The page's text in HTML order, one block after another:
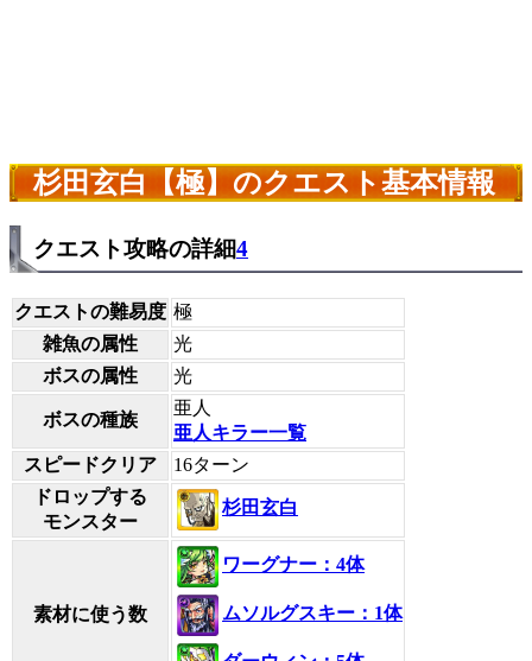
杉田玄白【極】のクエスト基本情報
クエスト攻略の詳細4
クエストの難易度 極
雑魚の属性
光
ボスの属性
光
ボスの種族
亜人
亜人キラー一覧
スピードクリア
16ターン
ドロップする
モンスター
杉田玄白
素材に使う数
ワーグナー：4体
ムソルグスキー：1体